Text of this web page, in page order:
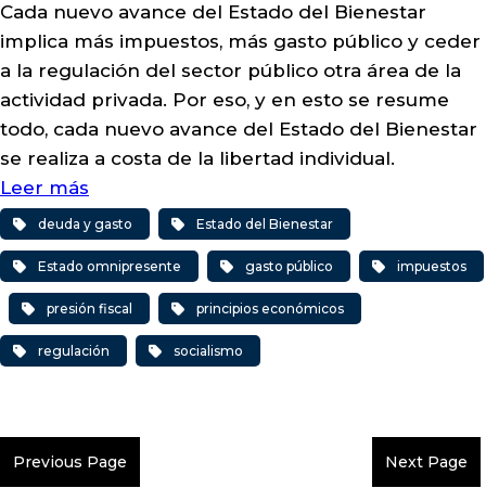
Cada nuevo avance del Estado del Bienestar
implica más impuestos, más gasto público y ceder
a la regulación del sector público otra área de la
actividad privada. Por eso, y en esto se resume
todo, cada nuevo avance del Estado del Bienestar
se realiza a costa de la libertad individual.
Leer más
deuda y gasto Estado del Bienestar
Estado omnipresente gasto público impuestos
presión fiscal principios económicos
regulación socialismo
Previous Page Next Page